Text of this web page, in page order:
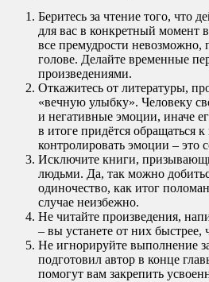
Беритесь за чтение того, что
для вас в конкретный момент
все премудрости невозможно,
голове. Делайте временные
произведениями.
Откажитесь от литературы,
«вечную улыбку». Человеку
и негативные эмоции, иначе
в итоге придётся обращаться
контролировать эмоции – это
Исключите книги,
людьми. Да, так можно
одиночество, как итог
случае неизбежно.
Не читайте произведения,
– вы устанете от них быстрее,
Не игнорируйте выполнение
подготовил автор в конце
помогут вам закрепить